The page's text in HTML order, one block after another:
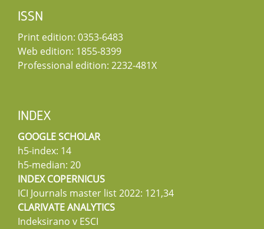
ISSN
Print edition: 0353-6483
Web edition: 1855-8399
Professional edition: 2232-481X
INDEX
GOOGLE SCHOLAR
h5-index: 14
h5-median: 20
INDEX COPERNICUS
ICI Journals master list 2022: 121,34
CLARIVATE ANALYTICS
Indeksirano v ESCI